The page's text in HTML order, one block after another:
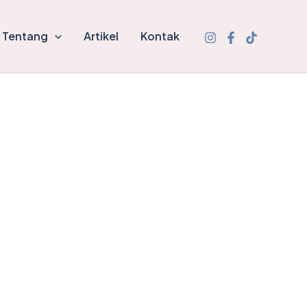
Tentang Artikel Kontak